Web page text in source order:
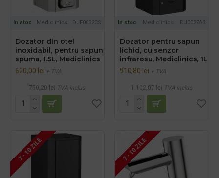
In stoc Mediclinics DJF0032CS
Dozator din otel
inoxidabil, pentru sapun
spuma, 1.5L, Mediclinics
620,00 lei + TVA
750,20 lei TVA inclus
In stoc Mediclinics DJ0037AB
Dozator pentru sapun
lichid, cu senzor
infrarosu, Mediclinics, 1L
910,80 lei + TVA
1.102,07 lei TVA inclus
7 - 10 ZILE 7 - 10 ZILE